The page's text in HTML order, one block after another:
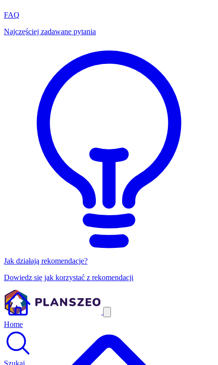
FAQ
Najczęściej zadawane pytania
Jak działają rekomendacje?
Dowiedz się jak korzystać z rekomendacji
Home
Szukaj